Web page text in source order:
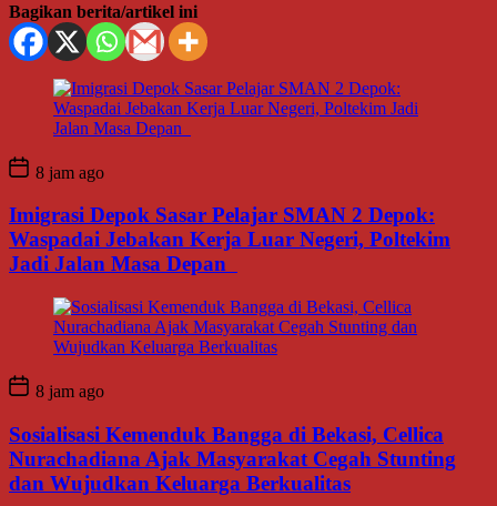
Bagikan berita/artikel ini
8 jam ago
Imigrasi Depok Sasar Pelajar SMAN 2 Depok:
Waspadai Jebakan Kerja Luar Negeri, Poltekim
Jadi Jalan Masa Depan
8 jam ago
Sosialisasi Kemenduk Bangga di Bekasi, Cellica
Nurachadiana Ajak Masyarakat Cegah Stunting
dan Wujudkan Keluarga Berkualitas